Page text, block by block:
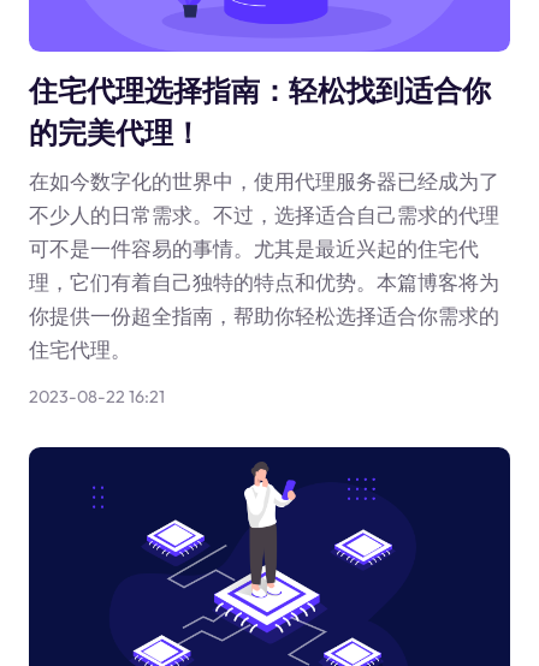
住宅代理选择指南：轻松找到适合你
的完美代理！
在如今数字化的世界中，使用代理服务器已经成为了
不少人的日常需求。不过，选择适合自己需求的代理
可不是一件容易的事情。尤其是最近兴起的住宅代
理，它们有着自己独特的特点和优势。本篇博客将为
你提供一份超全指南，帮助你轻松选择适合你需求的
住宅代理。
2023-08-22 16:21